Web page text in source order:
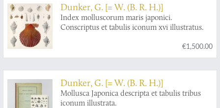
Dunker, G. [= W. (B. R. H.)]
Index molluscorum maris japonici.
Conscriptus et tabulis iconum xvi illustratus.
€1,500.00
Dunker, G. [= W. (B. R. H.)]
Mollusca Japonica descripta et tabulis tribus
iconum illustrata.